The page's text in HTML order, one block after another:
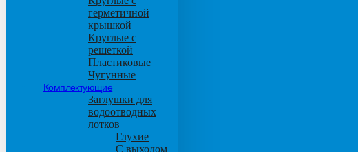
герметичной
крышкой
Круглые с
решеткой
Пластиковые
Чугунные
Комплектующие
Заглушки для
водоотводных
лотков
Глухие
С выходом